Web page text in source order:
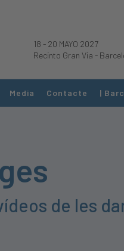
18 - 20 MAYO 2027
Recinto Gran Via -
Media Contacte |
de les